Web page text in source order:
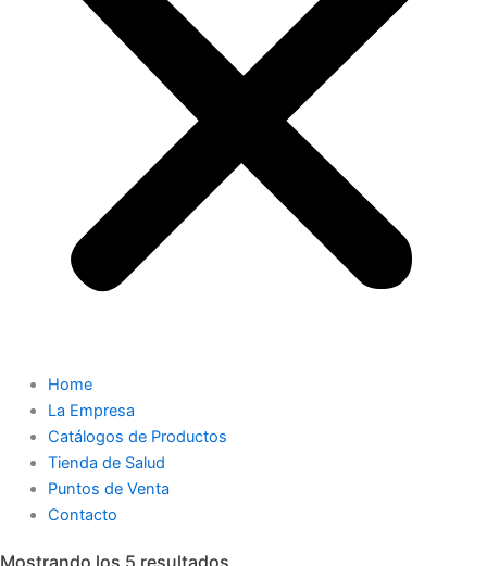
Home
La Empresa
Catálogos de Productos
Tienda de Salud
Puntos de Venta
Contacto
Mostrando los 5 resultados